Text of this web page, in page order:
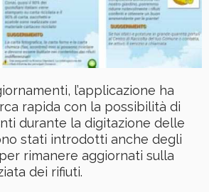
l’applicazione ha
rapida con la possibilità di
durante la digitazione delle
stati introdotti anche degli
rimanere aggiornati sulla
dei rifiuti.